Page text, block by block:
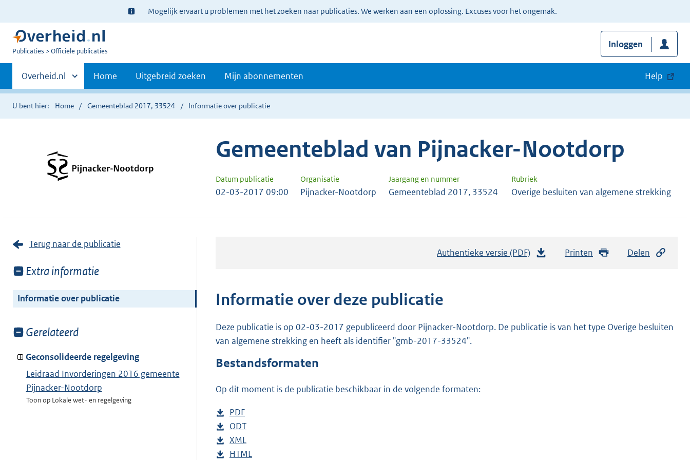
Ter
informatie:
Mogelijk ervaart u problemen met het zoeken naar publicaties. We werken aan een oplossing. Excuses voor het ongemak.
U
Publicaties Officiële publicaties
Inloggen
Primaire
navigatie
Andere
sites
binnen
Overheid.nl Home Uitgebreid zoeken Mijn abonnementen Help
U bent hier: Home Gemeenteblad 2017, 33524 Informatie over publicatie
Gemeenteblad van Pijnacker-Nootdorp
Datum publicatie Organisatie Jaargang en nummer Rubriek
02-03-2017 09:00 Pijnacker-Nootdorp Gemeenteblad 2017, 33524 Overige besluiten van algemene strekking
Terug naar de publicatie
Toon
van:
Extra informatie
Informatie over publicatie
Toon
van:
Gerelateerd
Geconsolideerde regelgeving
Leidraad Invorderingen 2016 gemeente
Pijnacker-Nootdorp
Toon op Lokale wet- en regelgeving
Authentieke versie (PDF) Printen Delen
Informatie over deze publicatie
Deze publicatie is op 02-03-2017 gepubliceerd door Pijnacker-Nootdorp. De publicatie is van het type Overige besluiten
van algemene strekking en heeft als identifier "gmb-2017-33524".
Bestandsformaten
Op dit moment is de publicatie beschikbaar in de volgende formaten:
D
o
w
n
PDF
e
s
t
D
o
w
ODT
s
D
o
XML
e
D
HTML